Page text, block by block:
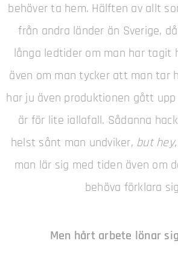
behöver ta hem. Hälften av allt
från andra länder än Sverige,
långa ledtider om man har tagit
även om man tycker att man tar
har ju även produktionen gått
är för lite iallafall. Sådanna
helst sånt man undviker, but hey,
man lär sig med tiden även om
behöva förklara
Men hårt arbete lönar